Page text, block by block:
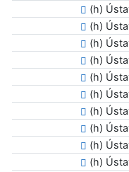
(h)
(h)
(h)
(h)
(h)
(h)
(h)
(h)
(h)
(h)